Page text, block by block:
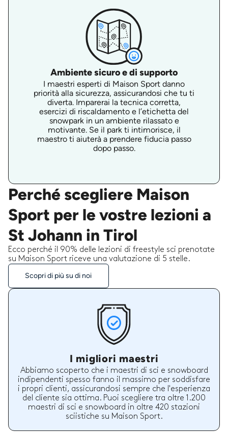
Ambiente sicuro e di supporto
I maestri esperti di Maison Sport danno
priorità alla sicurezza, assicurandosi che tu ti
diverta. Imparerai la tecnica corretta,
esercizi di riscaldamento e l’etichetta del
snowpark in un ambiente rilassato e
motivante. Se il park ti intimorisce, il
maestro ti aiuterà a prendere fiducia passo
dopo passo.
Perché scegliere Maison
Sport per le vostre lezioni a
St Johann in Tirol
Ecco perché il 90% delle lezioni di freestyle sci prenotate
su Maison Sport riceve una valutazione di 5 stelle.
Scopri di più su di noi
I migliori maestri
Abbiamo scoperto che i maestri di sci e snowboard
indipendenti spesso fanno il massimo per soddisfare
i propri clienti, assicurandosi sempre che l'esperienza
del cliente sia ottima. Puoi scegliere tra oltre 1.200
maestri di sci e snowboard in oltre 420 stazioni
sciistiche su Maison Sport.